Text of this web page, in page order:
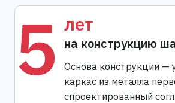
5 лет
на конструкцию
Основа конструкции —
каркас из металла
спроектированный